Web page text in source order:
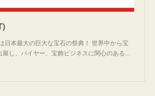
日本最大の巨大な宝石の祭典！ 世界中から宝
し、バイヤー、宝飾ビジネスに関心のある…